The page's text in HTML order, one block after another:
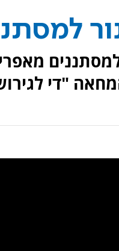
"די